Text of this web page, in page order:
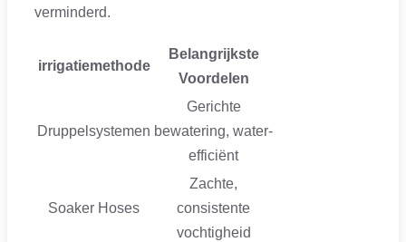
verminderd.
irrigatiemethode
Belangrijkste
Voordelen
Druppelsystemen
Gerichte
bewatering, water-
efficiënt
Soaker Hoses
Zachte,
consistente
vochtigheid